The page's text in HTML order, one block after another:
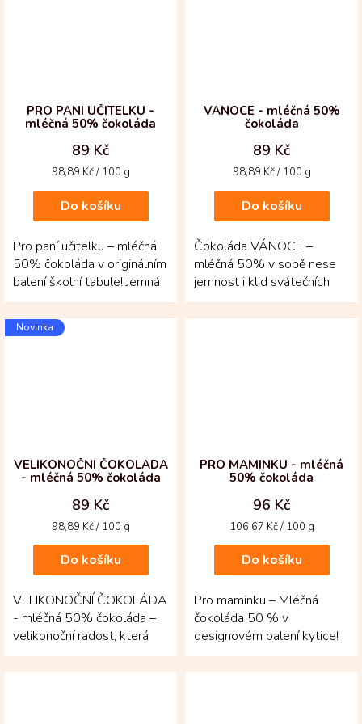
PRO PANÍ UČITELKU -
mléčná 50% čokoláda
89 Kč
Měrná
98,89 Kč / 100 g
Do košíku
Pro paní učitelku – mléčná
50% čokoláda v originálním
balení školní tabule! Jemná
a sametová chuť z
prvotřídních...
VÁNOCE - mléčná 50%
čokoláda
89 Kč
Měrná
98,89 Kč / 100 g
Do košíku
Čokoláda VÁNOCE –
mléčná 50% v sobě nese
jemnost i klid svátečních
dnů. Tabulka z
kolumbijských bobů Fino
Novinka
VELIKONOČNÍ ČOKOLÁDA
- mléčná 50% čokoláda
89 Kč
Měrná
98,89 Kč / 100 g
Do košíku
VELIKONOČNÍ ČOKOLÁDA
- mléčná 50% čokoláda –
velikonoční radost, která
potěší na první pohled i
ochutnání! Jemná...
PRO MAMINKU - mléčná
50% čokoláda
96 Kč
Měrná
106,67 Kč / 100 g
Do košíku
Pro maminku – Mléčná
čokoláda 50 % v
designovém balení kytice!
Krémová čokoláda z
kolumbijských kakaových